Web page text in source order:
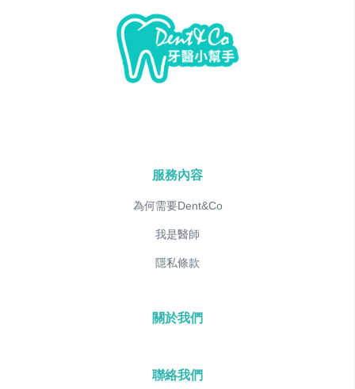
服務內容
為何需要Dent&Co
我是醫師
隱私條款
關於我們
聯絡我們